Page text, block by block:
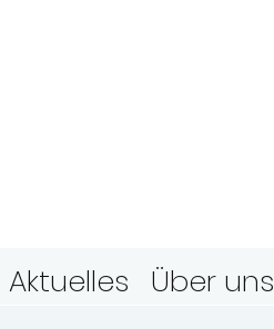
Aktuelles Über uns